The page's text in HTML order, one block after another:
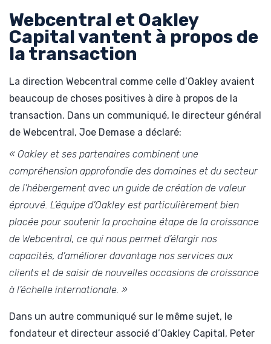
Webcentral et Oakley
Capital vantent à propos de
la transaction
La direction Webcentral comme celle d’Oakley avaient
beaucoup de choses positives à dire à propos de la
transaction. Dans un communiqué, le directeur général
de Webcentral, Joe Demase a déclaré:
« Oakley et ses partenaires combinent une
compréhension approfondie des domaines et du secteur
de l’hébergement avec un guide de création de valeur
éprouvé. L’équipe d’Oakley est particulièrement bien
placée pour soutenir la prochaine étape de la croissance
de Webcentral, ce qui nous permet d’élargir nos
capacités, d’améliorer davantage nos services aux
clients et de saisir de nouvelles occasions de croissance
à l’échelle internationale. »
Dans un autre communiqué sur le même sujet, le
fondateur et directeur associé d’Oakley Capital, Peter